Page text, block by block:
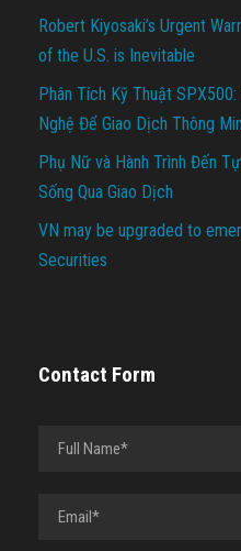
Robert Kiyosaki’s Urgent
of the U.S. is Inevitable
Phân Tích Kỹ Thuật
Nghệ Để Giao Dịch Thông
Phụ Nữ và Hành Trình Đến
Sống Qua Giao Dịch
VN may be upgraded to
Securities
Contact Form